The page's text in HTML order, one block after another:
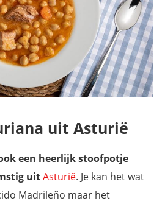
uit Asturië
een heerlijk stoofpotje
uitAsturië. Je kan het wat
Madrileño maar het